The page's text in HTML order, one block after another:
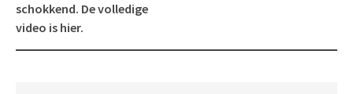
schokkend. De volledige
video is hier.